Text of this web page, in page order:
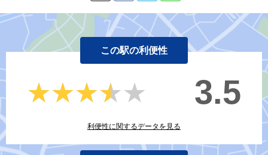
この駅の利便性
★★★★★
★★★★★ 3.5
利便性に関するデータを見る